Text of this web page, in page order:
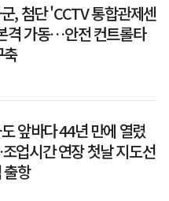
, 첨단 'CCTV 통합관제센
격 가동…안전 컨트롤타
축
앞바다 44년 만에 열렸
업시간 연장 첫날 지도선
출항